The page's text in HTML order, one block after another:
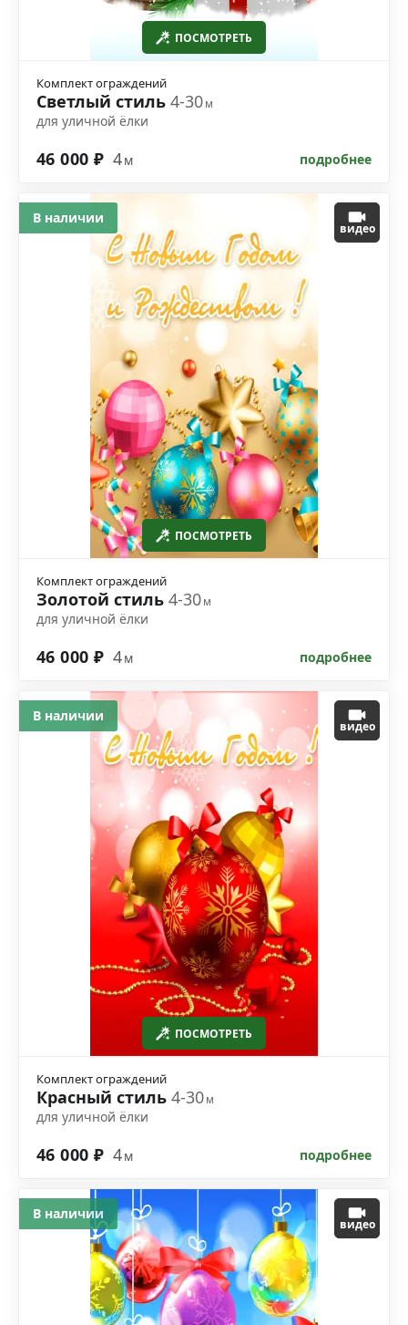
ПОСМОТРЕТЬ
Комплект ограждений
Светлый стиль 4-30м
для уличной ёлки
46 000 ₽ 4м подробнее
ПОСМОТРЕТЬ
видео
Комплект ограждений
Золотой стиль 4-30м
для уличной ёлки
46 000 ₽ 4м подробнее
В наличии
ПОСМОТРЕТЬ
видео
Комплект ограждений
Красный стиль 4-30м
для уличной ёлки
46 000 ₽ 4м подробнее
В наличии
видео
В наличии